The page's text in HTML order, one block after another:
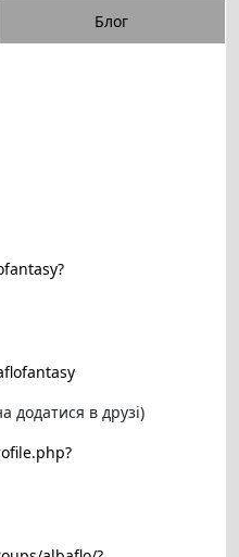
Блог
додатися в друзі)